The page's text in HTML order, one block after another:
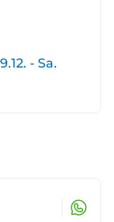
- Sa.